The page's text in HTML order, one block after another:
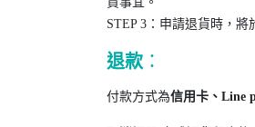
STEP 3：申請退貨時，
退款 ：
付款方式為信用卡、 Line